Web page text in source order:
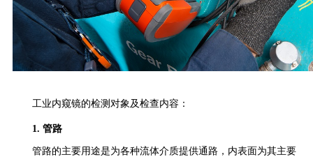
工业内窥镜的检测对象及检查内容：
1. 管路
管路的主要用途是为各种流体介质提供通路，内表面为其主要